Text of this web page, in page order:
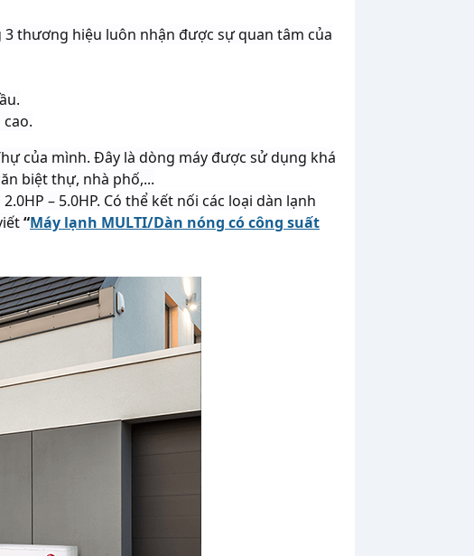
3 thương hiệu luôn nhận được sự quan tâm của
của mình. Đây là dòng máy được sử dụng khá
biệt thự, nhà phố,...
– 5.0HP. Có thể kết nối các loại dàn lạnh
“Máy lạnh MULTI/Dàn nóng có công suất